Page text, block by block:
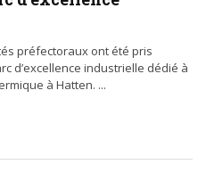
préfectoraux ont été pris
d’excellence industrielle dédié à
à Hatten. ...